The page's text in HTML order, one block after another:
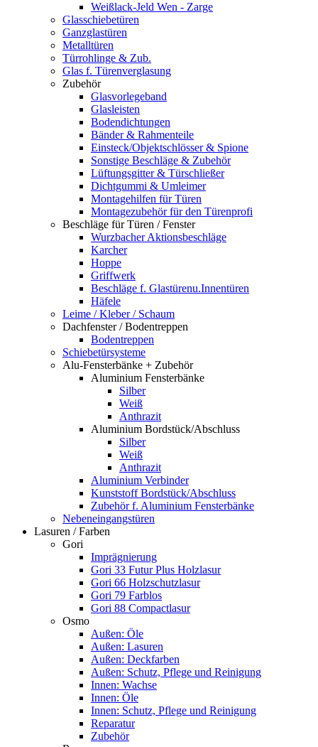
Weißlack-Jeld Wen - Zarge
Glasschiebetüren
Ganzglastüren
Metalltüren
Türrohlinge & Zub.
Glas f. Türenverglasung
Zubehör
Glasvorlegeband
Glasleisten
Bodendichtungen
Bänder & Rahmenteile
Einsteck/Objektschlösser & Spione
Sonstige Beschläge & Zubehör
Lüftungsgitter & Türschließer
Dichtgummi & Umleimer
Montagehilfen für Türen
Montagezubehör für den Türenprofi
Beschläge für Türen / Fenster
Wurzbacher Aktionsbeschläge
Karcher
Hoppe
Griffwerk
Beschläge f. Glastürenu.Innentüren
Häfele
Leime / Kleber / Schaum
Dachfenster / Bodentreppen
Bodentreppen
Schiebetürsysteme
Alu-Fensterbänke + Zubehör
Aluminium Fensterbänke
Silber
Weiß
Anthrazit
Aluminium Bordstück/Abschluss
Silber
Weiß
Anthrazit
Aluminium Verbinder
Kunststoff Bordstück/Abschluss
Zubehör f. Aluminium Fensterbänke
Nebeneingangstüren
Lasuren / Farben
Gori
Imprägnierung
Gori 33 Futur Plus Holzlasur
Gori 66 Holzschutzlasur
Gori 79 Farblos
Gori 88 Compactlasur
Osmo
Außen: Öle
Außen: Lasuren
Außen: Deckfarben
Außen: Schutz, Pflege und Reinigung
Innen: Wachse
Innen: Öle
Innen: Schutz, Pflege und Reinigung
Reparatur
Zubehör